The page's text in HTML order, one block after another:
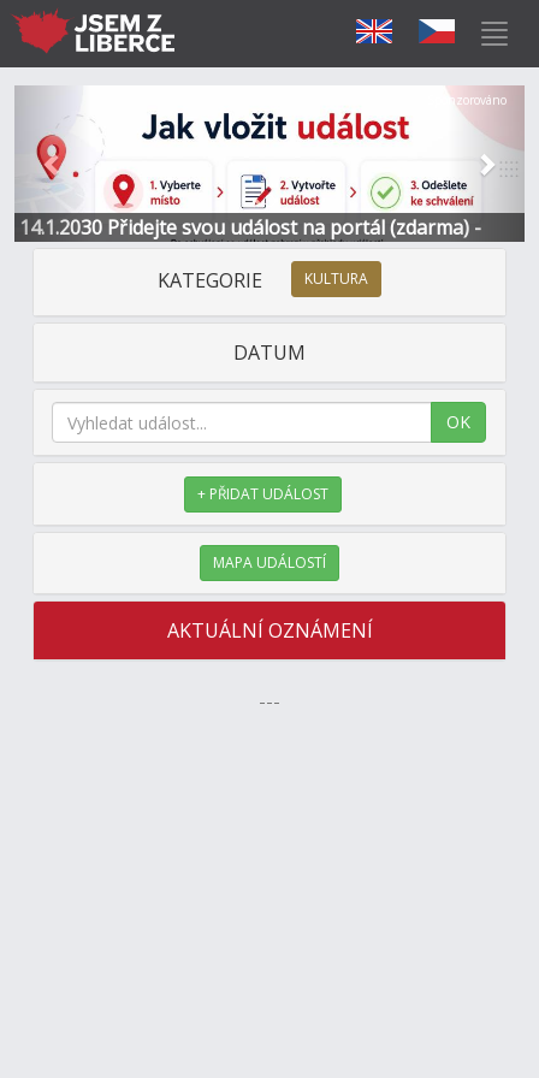
14.1.2030 Přidejte svou událost na portál (zdarma) -
Informace a kontakt
Další
Sponzorováno
KATEGORIE KULTURA
DATUM
OK
+ PŘIDAT UDÁLOST
MAPA UDÁLOSTÍ
AKTUÁLNÍ OZNÁMENÍ
---